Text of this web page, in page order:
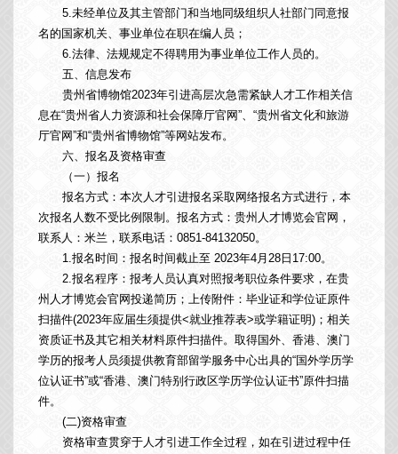
5.未经单位及其主管部门和当地同级组织人社部门同意报
名的国家机关、事业单位在职在编人员；
6.法律、法规规定不得聘用为事业单位工作人员的。
五、信息发布
贵州省博物馆2023年引进高层次急需紧缺人才工作相关信
息在“贵州省人力资源和社会保障厅官网”、“贵州省文化和旅游
厅官网”和“贵州省博物馆”等网站发布。
六、报名及资格审查
（一）报名
报名方式：本次人才引进报名采取网络报名方式进行，本
次报名人数不受比例限制。报名方式：贵州人才博览会官网，
联系人：米兰，联系电话：0851-84132050。
1.报名时间：报名时间截止至 2023年4月28日17:00。
2.报名程序：报考人员认真对照报考职位条件要求，在贵
州人才博览会官网投递简历；上传附件：毕业证和学位证原件
扫描件(2023年应届生须提供<就业推荐表>或学籍证明)；相关
资质证书及其它相关材料原件扫描件。取得国外、香港、澳门
学历的报考人员须提供教育部留学服务中心出具的“国外学历学
位认证书”或“香港、澳门特别行政区学历学位认证书”原件扫描
件。
(二)资格审查
资格审查贯穿于人才引进工作全过程，如在引进过程中任